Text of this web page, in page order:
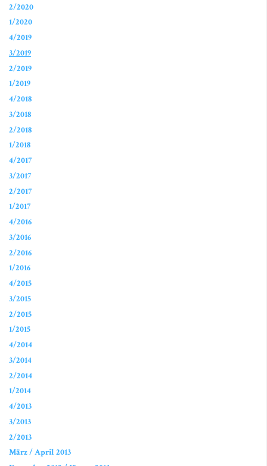
2/2020
1/2020
4/2019
3/2019
2/2019
1/2019
4/2018
3/2018
2/2018
1/2018
4/2017
3/2017
2/2017
1/2017
4/2016
3/2016
2/2016
1/2016
4/2015
3/2015
2/2015
1/2015
4/2014
3/2014
2/2014
1/2014
4/2013
3/2013
2/2013
März / April 2013